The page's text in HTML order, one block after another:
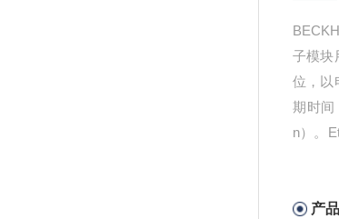
子模块
位，以
期时
n）。
产